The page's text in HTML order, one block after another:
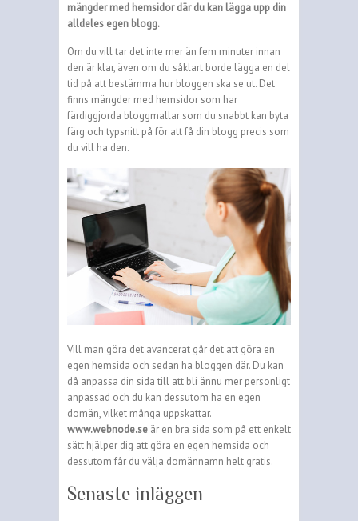
mängder med hemsidor där du kan lägga upp din
alldeles egen blogg.
Om du vill tar det inte mer än fem minuter innan
den är klar, även om du såklart borde lägga en del
tid på att bestämma hur bloggen ska se ut. Det
finns mängder med hemsidor som har
färdiggjorda bloggmallar som du snabbt kan byta
färg och typsnitt på för att få din blogg precis som
du vill ha den.
Vill man göra det avancerat går det att göra en
egen hemsida och sedan ha bloggen där. Du kan
då anpassa din sida till att bli ännu mer personligt
anpassad och du kan dessutom ha en egen
domän, vilket många uppskattar.
www.webnode.se är en bra sida som på ett enkelt
sätt hjälper dig att göra en egen hemsida och
dessutom får du välja domännamn helt gratis.
Senaste inläggen